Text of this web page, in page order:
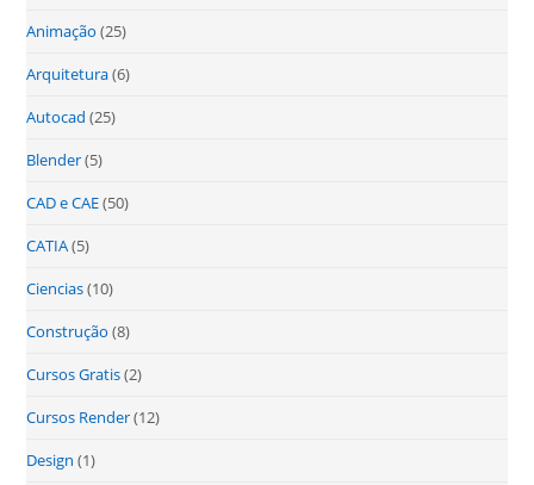
Animação (25)
Arquitetura(6)
Autocad (25)
Blender(5)
CAD e CAE(50)
CATIA(5)
Ciencias(10)
Construção (8)
Cursos Gratis(2)
Cursos Render(12)
Design (1)